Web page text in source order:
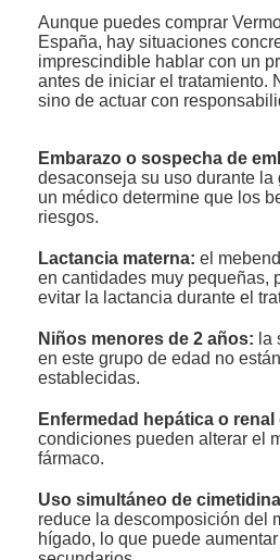
Aunque puedes comprar
España, hay situaciones
imprescindible hablar con un
antes de iniciar el tratamiento.
sino de actuar con
Embarazo o sospecha de
desaconseja su uso durante
un médico determine que los
riesgos.
Lactancia materna: el
en cantidades muy pequeñas,
evitar la lactancia durante el
Niños menores de 2 años: la
en este grupo de edad no
establecidas.
Enfermedad hepática o renal
condiciones pueden alterar el
fármaco.
Uso simultáneo de
reduce la descomposición del
hígado, lo que puede